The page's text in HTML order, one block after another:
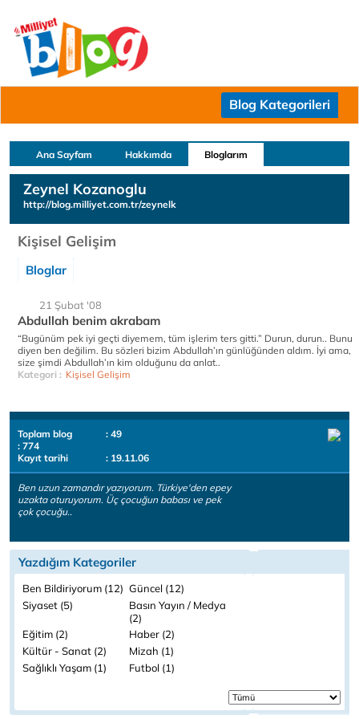
Blog Kategorileri
Ana Sayfam Hakkımda Bloglarım
Zeynel Kozanoglu
http://blog.milliyet.com.tr/zeynelk
Kişisel Gelişim
Bloglar
21 Şubat '08
Abdullah benim akrabam
“Bugünüm pek iyi geçti diyemem, tüm işlerim ters gitti.” Durun, durun.. Bunu
diyen ben değilim. Bu sözleri bizim Abdullah’ın günlüğünden aldım. İyi ama,
size şimdi Abdullah’ın kim olduğunu da anlat..
Kategori : Kişisel Gelişim
Toplam blog
: 49
: 774
Kayıt tarihi
: 19.11.06
Ben uzun zamandır yazıyorum. Türkiye'den epey
uzakta oturuyorum. Üç çocuğun babası ve pek
çok çocuğu..
Yazdığım Kategoriler
Ben Bildiriyorum (12) Güncel (12)
Siyaset (5)
Basın Yayın / Medya
(2)
Eğitim (2)
Haber (2)
Kültür - Sanat (2)
Mizah (1)
Sağlıklı Yaşam (1)
Futbol (1)